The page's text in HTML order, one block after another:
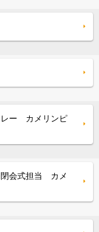
ー カメリンピ
会式担当 カメ